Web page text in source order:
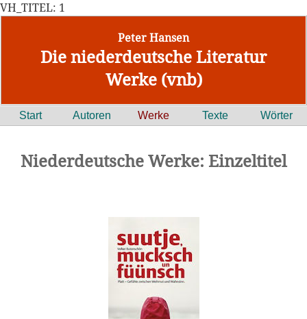
VH_TITEL: 1
Peter Hansen
Die niederdeutsche Literatur
Werke (vnb)
Start Autoren Werke Texte Wörter
Niederdeutsche Werke: Einzeltitel